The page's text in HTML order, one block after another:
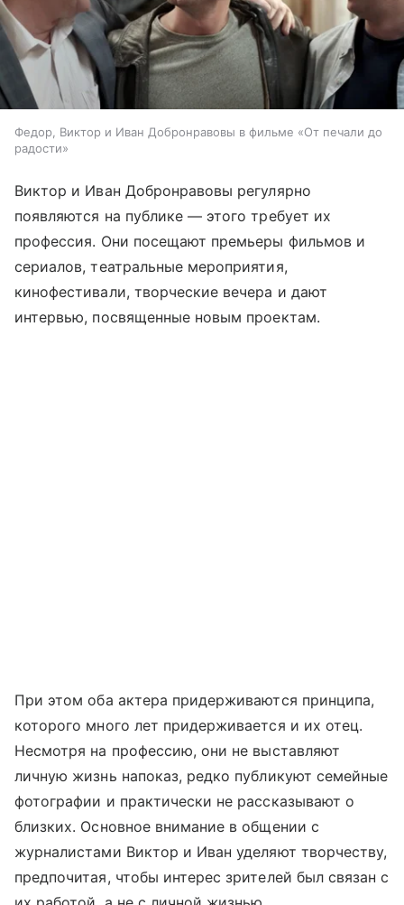
Федор, Виктор и Иван Добронравовы в фильме «От печали до
радости»
Виктор и Иван Добронравовы регулярно
появляются на публике — этого требует их
профессия. Они посещают премьеры фильмов и
сериалов, театральные мероприятия,
кинофестивали, творческие вечера и дают
интервью, посвященные новым проектам.
При этом оба актера придерживаются принципа,
которого много лет придерживается и их отец.
Несмотря на профессию, они не выставляют
личную жизнь напоказ, редко публикуют семейные
фотографии и практически не рассказывают о
близких. Основное внимание в общении с
журналистами Виктор и Иван уделяют творчеству,
предпочитая, чтобы интерес зрителей был связан с